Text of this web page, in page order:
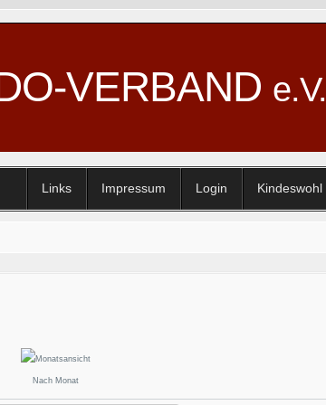
VERBAND e.V.
Links Impressum Login Kindeswohl
Nach Monat